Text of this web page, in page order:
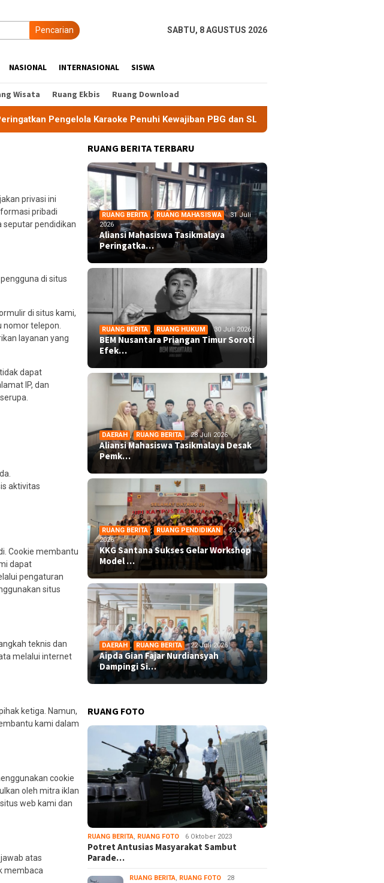
Pencarian SABTU, 8 AGUSTUS 2026
NASIONAL INTERNASIONAL SISWA
Wisata Ruang Ekbis Ruang Download
Karaoke Penuhi Kewajiban PBG dan SLF BEM Nusantara Priangan Timur
privasi ini
pribadi
seputar pendidikan
di situs
di situs kami,
telepon.
layanan yang
dapat
IP, dan
aktivitas
Cookie membantu
dapat
pengaturan
situs
teknis dan
melalui internet
ketiga. Namun,
kami dalam
cookie
oleh mitra iklan
web kami dan
atas
membaca
RUANG BERITA TERBARU
RUANG BERITA , RUANG MAHASISWA
31 Juli
2026
Aliansi Mahasiswa Tasikmalaya
Peringatka…
RUANG BERITA , RUANG HUKUM 30 Juli 2026
BEM Nusantara Priangan Timur Soroti
Efek…
DAERAH , RUANG BERITA 28 Juli 2026
Aliansi Mahasiswa Tasikmalaya Desak
Pemk…
RUANG BERITA , RUANG PENDIDIKAN
23 Juli
2026
KKG Santana Sukses Gelar Workshop
Model …
DAERAH , RUANG BERITA 22 Juli 2026
Aipda Gian Fajar Nurdiansyah
Dampingi Si…
RUANG FOTO
RUANG BERITA, RUANG FOTO 6 Oktober 2023
Potret Antusias Masyarakat Sambut
Parade…
RUANG BERITA, RUANG FOTO
28